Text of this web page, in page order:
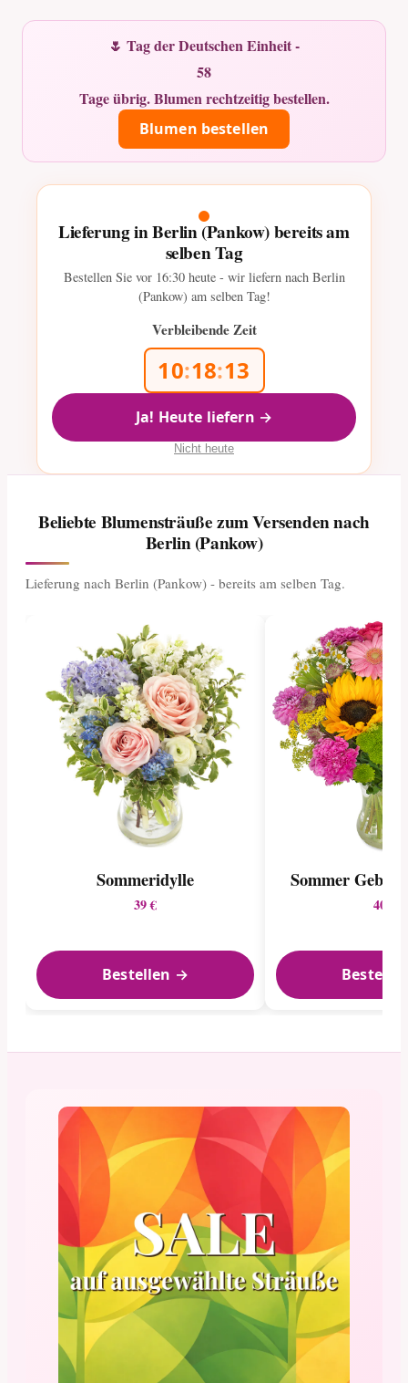
🌷 Tag der Deutschen Einheit -
58
Tage übrig. Blumen rechtzeitig bestellen.
Blumen bestellen
Lieferung in Berlin (Pankow) bereits am
selben Tag
Bestellen Sie vor 16:30heute - wir liefern nach Berlin
(Pankow) am selben Tag!
Verbleibende Zeit
10:18:11
Ja! Heute liefern →
Nicht heute
Beliebte Blumensträuße zum Versenden nach
Berlin (Pankow)
Lieferung nach Berlin (Pankow) - bereits am selben Tag.
Sommeridylle
39 €
Bestellen →
Sommer
40 €